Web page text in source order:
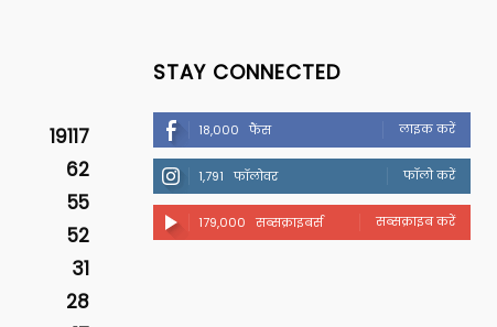
19117
62
55
52
31
28
STAY CONNECTED
18,000 फैंस लाइक करें
1,791 फॉलोवर फॉलो करें
179,000 सब्सक्राइबर्स सब्सक्राइब करें